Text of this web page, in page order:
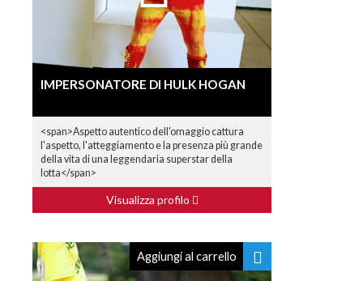
IMPERSONATORE DI HULK HOGAN
<span>Aspetto autentico dell'omaggio cattura
l'aspetto, l'atteggiamento e la presenza più grande
della vita di una leggendaria superstar della
lotta</span>
Visualizza profilo
Aggiungi al carrello